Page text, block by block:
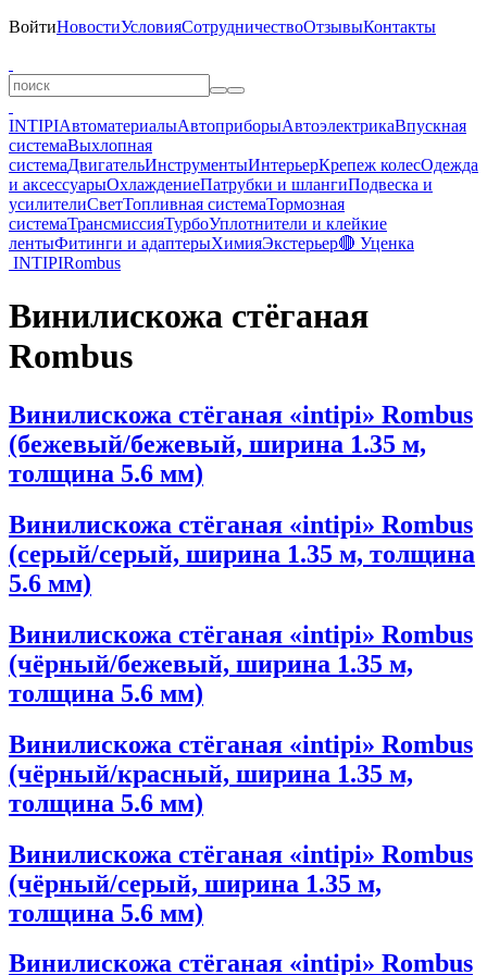
ВойтиНовостиУсловияСотрудничествоОтзывыКонтакты
INTIPIАвтоматериалыАвтоприборыАвтоэлектрикаВпускная
системаВыхлопная
системаДвигательИнструментыИнтерьерКрепеж колесОдежда
и аксессуарыОхлаждениеПатрубки и шлангиПодвеска и
усилителиСветТопливная системаТормозная
системаТрансмиссияТурбоУплотнители и клейкие
лентыФитинги и адаптерыХимияЭкстерьер🔴 Уценка
INTIPIRombus
Винилискожа стёганая
Rombus
Винилискожа стёганая «intipi» Rombus
(бежевый/бежевый, ширина 1.35 м,
толщина 5.6 мм)
Винилискожа стёганая «intipi» Rombus
(серый/серый, ширина 1.35 м, толщина
5.6 мм)
Винилискожа стёганая «intipi» Rombus
(чёрный/бежевый, ширина 1.35 м,
толщина 5.6 мм)
Винилискожа стёганая «intipi» Rombus
(чёрный/красный, ширина 1.35 м,
толщина 5.6 мм)
Винилискожа стёганая «intipi» Rombus
(чёрный/серый, ширина 1.35 м,
толщина 5.6 мм)
Винилискожа стёганая «intipi» Rombus